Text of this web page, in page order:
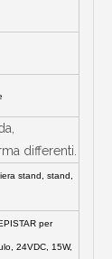
differenti.
stand, stand,
per
24VDC, 15W,